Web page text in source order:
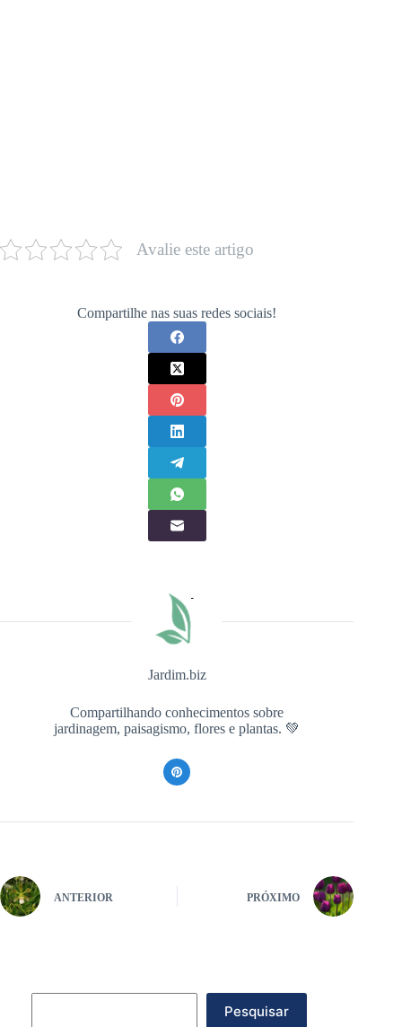
Avalie este artigo
Compartilhe nas suas redes sociais!
Jardim.biz
Compartilhando conhecimentos sobre
jardinagem, paisagismo, flores e plantas. 💚
ANTERIOR PRÓXIMO
Pesquisar